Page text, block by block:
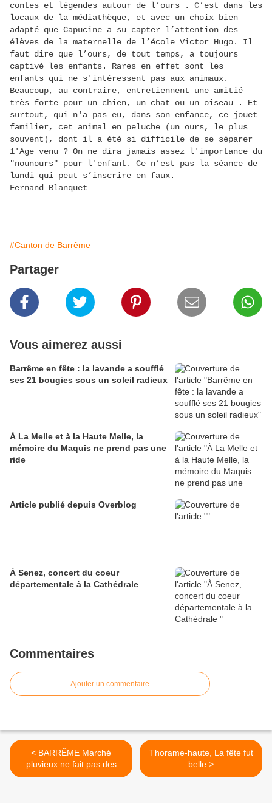
contes et légendes autour de l’ours . C’est dans les
locaux de la médiathèque, et avec un choix bien
adapté que Capucine a su capter l’attention des
élèves de la maternelle de l’école Victor Hugo. Il
faut dire que l’ours, de tout temps, a toujours
captivé les enfants. Rares en effet sont les
enfants qui ne s'intéressent pas aux animaux.
Beaucoup, au contraire, entretiennent une amitié
très forte pour un chien, un chat ou un oiseau . Et
surtout, qui n'a pas eu, dans son enfance, ce jouet
familier, cet animal en peluche (un ours, le plus
souvent), dont il a été si difficile de se séparer
1'Age venu ? On ne dira jamais assez l'importance du
"nounours" pour l'enfant. Ce n’est pas la séance de
lundi qui peut s’inscrire en faux.
Fernand Blanquet
#Canton de Barrême
Partager
Vous aimerez aussi
Barrême en fête : la lavande a soufflé
ses 21 bougies sous un soleil radieux
À La Melle et à la Haute Melle, la
mémoire du Maquis ne prend pas une
ride
Article publié depuis Overblog
À Senez, concert du coeur
départementale à la Cathédrale
Commentaires
Ajouter un commentaire
< BARRÊME Marché
pluvieux ne fait pas des
heureux
Thorame-haute, La fête fut
belle >